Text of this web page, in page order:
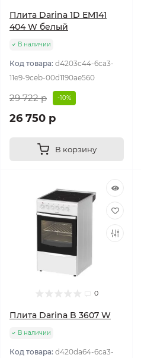
Плита Darina 1D EM141
404 W белый
В наличии
Код товара: d4203c44-6ca3-
11e9-9ceb-00d1190ae560
29 722 р -10%
26 750 р
В корзину
0
Плита Darina B 3607 W
В наличии
Код товара: d420da64-6ca3-